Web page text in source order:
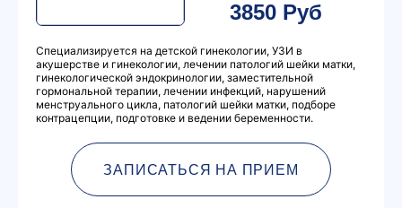
3850 Руб
Специализируется на детской гинекологии, УЗИ в
акушерстве и гинекологии, лечении патологий шейки матки,
гинекологической эндокринологии, заместительной
гормональной терапии, лечении инфекций, нарушений
менструального цикла, патологий шейки матки, подборе
контрацепции, подготовке и ведении беременности.
ЗАПИСАТЬСЯ НА ПРИЕМ